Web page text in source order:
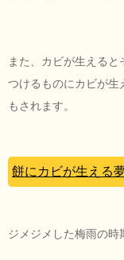
また、カビが生える
つけるものにカビが生
もされます。
餅にカビが生える
ジメジメした梅雨の時